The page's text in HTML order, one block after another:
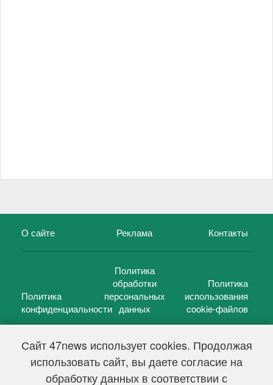
Сайт 47news использует cookies. Продолжая
использовать сайт, вы даете согласие на
обработку данных в соответствии с
О сайте Реклама Контакты
Политика
конфиденциальности
Политика
обработки
персональных
данных
Политика
использования
cookie-файлов
47 новостей (47 news)2005 — 2026 г.
Свидетельство о регистрации СМИ Эл № ФС 77-39848, выдано